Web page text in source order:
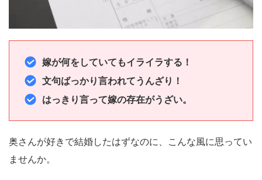
嫁が何をしていてもイライラする！
文句ばっかり言われてうんざり！
はっきり言って嫁の存在がうざい。
奥さんが好きで結婚したはずなのに、こんな風に思ってい
ませんか。